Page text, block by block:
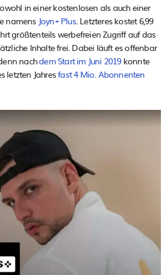
in einer kostenlosen als auch einer
namens Joyn+ Plus. Letzteres kostet 6,99
größtenteils werbefreien Zugriff auf das
Inhalte frei. Dabei läuft es offenbar
nachdem Start im Juni 2019konnte
letzten Jahresfast 4 Mio. Abonnenten